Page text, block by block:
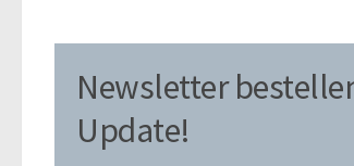
Newsletter
Update!